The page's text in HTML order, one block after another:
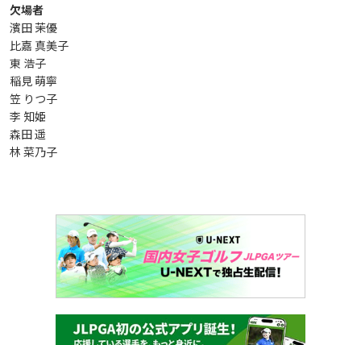
欠場者
濱田 茉優
比嘉 真美子
東 浩子
稲見 萌寧
笠 りつ子
李 知姫
森田 遥
林 菜乃子